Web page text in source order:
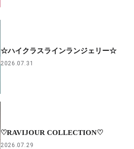
☆ハイクラスラインランジェリー☆
2026.07.31
♡RAVIJOUR COLLECTION♡
2026.07.29